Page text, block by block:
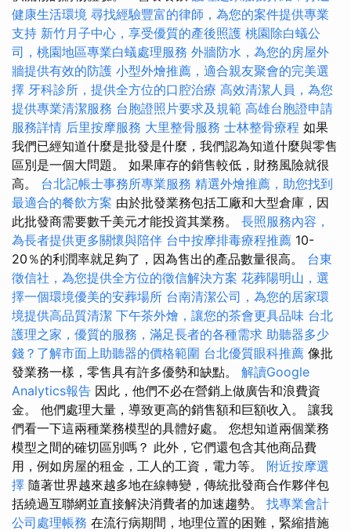
健康生活環境 尋找經驗豐富的律師，為您的案件提供專業
支持 新竹月子中心，享受優質的產後照護 桃園除白蟻公
司，桃園地區專業白蟻處理服務 外牆防水，為您的房屋外
牆提供有效的防護 小型外燴推薦，適合親友聚會的完美選
擇 牙科診所，提供全方位的口腔治療 高效清潔人員，為您
提供專業清潔服務 台胞證照片要求及規範 高雄台胞證申請
服務詳情 后里按摩服務 大里整骨服務 士林整骨療程 如果
我們已經知道什麼是批發是什麼，我們認為知道什麼與零售
區別是一個大問題。 如果庫存的銷售較低，財務風險就很
高。 台北記帳士事務所專業服務 精選外燴推薦，助您找到
最適合的餐飲方案 由於批發業務包括工廠和大型倉庫，因
此批發商需要數千美元才能投資其業務。 長照服務內容，
為長者提供更多關懷與陪伴 台中按摩排毒療程推薦 10-
20％的利潤率就足夠了，因為售出的產品數量很高。 台東
徵信社，為您提供全方位的徵信解決方案 花葬陽明山，選
擇一個環境優美的安葬場所 台南清潔公司，為您的居家環
境提供高品質清潔 下午茶外燴，讓您的茶會更具品味 台北
護理之家，優質的服務，滿足長者的各種需求 助聽器多少
錢？了解市面上助聽器的價格範圍 台北優質眼科推薦 像批
發業務一樣，零售具有許多優勢和缺點。 解讀Google
Analytics報告 因此，他們不必在營銷上做廣告和浪費資
金。 他們處理大量，導致更高的銷售額和巨額收入。 讓我
們看一下這兩種業務模型的具體好處。 您想知道兩個業務
模型之間的確切區別嗎？ 此外，它們還包含其他商品費
用，例如房屋的租金，工人的工資，電力等。 附近按摩選
擇 隨著世界越來越多地在線轉變，傳統批發商合作夥伴包
括繞過互聯網並直接解決消費者的加速趨勢。 找專業會計
公司處理帳務 在流行病期間，地理位置的困難，緊縮措施